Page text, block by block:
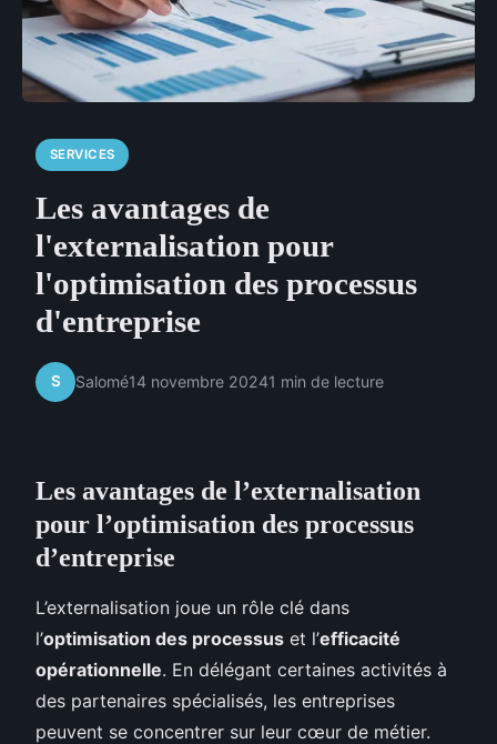
SERVICES
Les avantages de
l'externalisation pour
l'optimisation des processus
d'entreprise
S Salomé14 novembre 20241 min de lecture
Les avantages de l’externalisation
pour l’optimisation des processus
d’entreprise
L’externalisation joue un rôle clé dans
l’optimisation des processus et l’efficacité
opérationnelle. En délégant certaines activités à
des partenaires spécialisés, les entreprises
peuvent se concentrer sur leur cœur de métier.